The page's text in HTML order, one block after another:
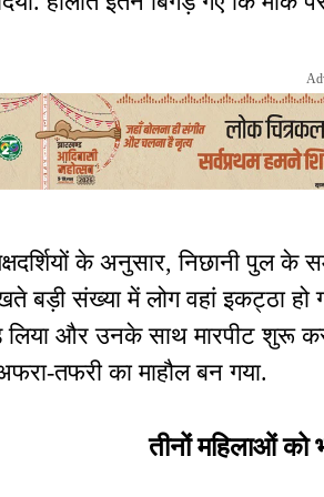
के अनुसार, निछानी पुल
बड़ी संख्या में लोग वहां इकट्ठा
और उनके साथ मारपीट शुरू कर
तफरी का माहौल बन गया.
तीनों महिलाओं